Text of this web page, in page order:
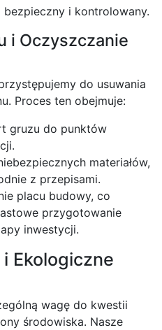
i kontrolowany.
i Oczyszczanie
do usuwania
Proces ten obejmuje:
gruzu do punktów
materiałów,
z przepisami.
placu budowy, co
przygotowanie
inwestycji.
Ekologiczne
wagę do kwestii
środowiska. Nasze